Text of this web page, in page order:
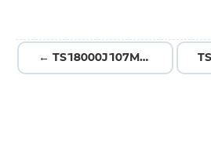
← TS18000J107M1TX00R